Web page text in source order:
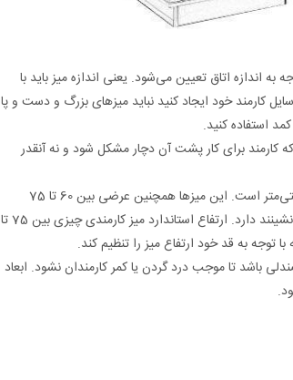
به اندازه اتاق تعیین می‌شود. یعنی اندازه میز باید با
کارمند خود ایجاد کنید نباید میزهای بزرگ و دست و پا
استفاده کنید.
کارمند برای کار پشت آن دچار مشکل شود و نه آنقدر
طول استانداردی که برای میزهای اداری در نظر گرفته شده بین 70 تا 150 سانتی‌متر است. این میزها همچنین عرضی بین 60 تا 75
سانتی‌متر دارند. ارتفاع میز کارمندی بستگی به قد اشخاصی که پشت آن می‌نشینند دارد. ارتفاع استاندارد میز کارمندی چیزی بین 75 تا
باشد تا موجب درد گردن یا کمر کارمندان نشود. ابعاد